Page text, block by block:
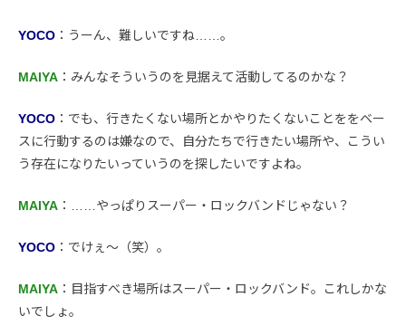
YOCO ：うーん、難しいですね……。
MAIYA ：みんなそういうのを見据えて活動してるのかな？
YOCO ：でも、行きたくない場所とかやりたくないことををベー
スに行動するのは嫌なので、自分たちで行きたい場所や、こうい
う存在になりたいっていうのを探したいですよね。
MAIYA ：……やっぱりスーパー・ロックバンドじゃない？
YOCO ：でけぇ〜（笑）。
MAIYA ：目指すべき場所はスーパー・ロックバンド。これしかな
いでしょ。